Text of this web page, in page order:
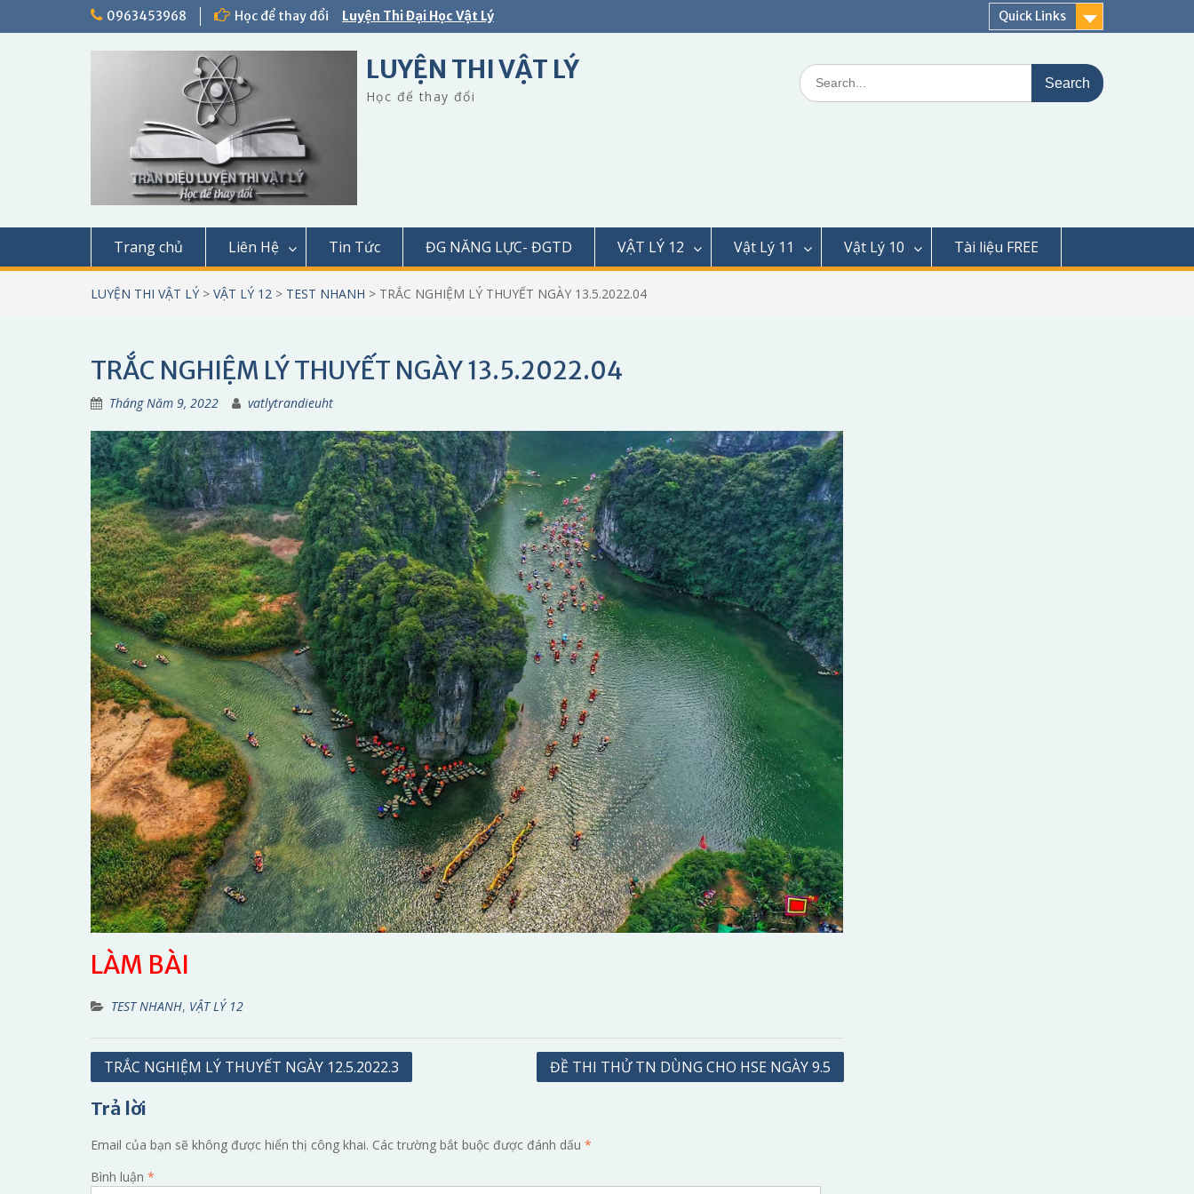
0963453968 Học để thay đổi Luyện Thi Đại Học Vật Lý Quick Links
LUYỆN THI VẬT LÝ
Học để thay đổi
Search
for:
Trang chủ Liên Hệ Tin Tức ĐG NĂNG LỰC- ĐGTD VẬT LÝ 12 Vật Lý 11 Vật Lý 10 Tài liệu FREE
LUYỆN THI VẬT LÝ > VẬT LÝ 12 > TEST NHANH > TRẮC NGHIỆM LÝ THUYẾT NGÀY 13.5.2022.04
TRẮC NGHIỆM LÝ THUYẾT NGÀY 13.5.2022.04
Tháng Năm 9, 2022 vatlytrandieuht
LÀM BÀI
TEST NHANH, VẬT LÝ 12
Điều
bài
viết
TRẮC NGHIỆM LÝ THUYẾT NGÀY 12.5.2022.3 ĐỀ THI THỬ TN DÙNG CHO HSE NGÀY 9.5
Trả lời
Email của bạn sẽ không được hiển thị công khai. Các trường bắt buộc được đánh dấu *
Bình luận *